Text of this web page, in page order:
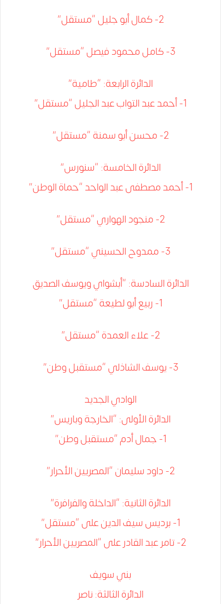
2- كمال أبو جليل “مستقل”
3- كامل محمود فيصل “مستقل”
الدائرة الرابعة: “طامية”
1- أحمد عبد التواب عبد الجليل “مستقل”
2- محسن أبو سمنة “مستقل”
الدائرة الخامسة: “سنورس”
1- أحمد مصطفى عبد الواحد “حماة الوطن”
2- منجود الهواري “مستقل”
3- ممدوح الحسيني “مستقل”
الدائرة السادسة: “أبشواي ويوسف الصديق
1- ربيع أبو لطيعة “مستقل”
2- علاء العمدة “مستقل”
3- يوسف الشاذلي “مستقبل وطن”
الوادي الجديد
الدائرة الأولى: “الخارجة وباريس”
1- جمال أدم “مستقبل وطن”
2- داود سليمان “المصريين الأحرار”
الدائرة الثانية: “الداخلة والفرافرة”
1- برديس سيف الدين على “مستقل”
2- تامر عبد القادر على “المصريين الأحرار”
بني سويف
الدائرة الثالثة: ناصر